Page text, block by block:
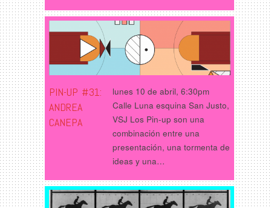
PIN-UP #31:
ANDREA
CANEPA
lunes 10 de abril, 6:30pm
Calle Luna esquina San Justo,
VSJ Los Pin-up son una
combinación entre una
presentación, una tormenta de
ideas y una…